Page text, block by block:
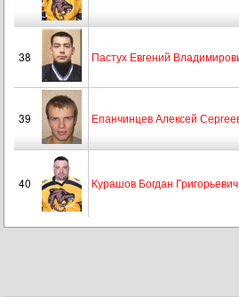
38 Пастух Евгений
39 Епанчинцев Алексей
40 Курашов Богдан Григорьевич